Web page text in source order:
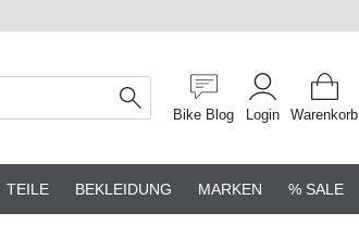
Bike Blog Login Warenkorb
TEILE BEKLEIDUNG MARKEN % SALE